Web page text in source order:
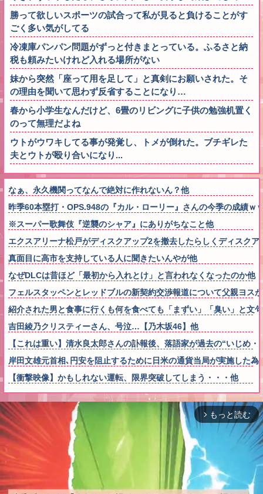
勝って欲しいスポーツの試合って私が見ると負けることがす
ごく多い気がしてる
冷凍庫パンパン問題がずっと付きまとっている。ふるさと納
税も頼みたいけれど入れる場所がない
妹から突然「座って用を足して」と真剣にお願いされた。そ
の理由を聞いて思わず反省することになり…
春から小学生なんだけど、6畳のリビングに子供の勉強机置く
のって無理だよね
ウトがウワキしてる事が発覚し、トメが倒れた。ブチギレた
夫とウトが殴り合いになり...
なぁ、永久機関ってなんで絶対に作れないん？他
昨季60本塁打・OPS.948の『カル・ローリー』さんの今季の成績ｗ
※スーパー歌舞伎『逆襲のシャア』にありがちなこと他
エクスアリーナ松戸がディスクアップ2を撤去したらしくディスク
真面目に高市を支持している人に聞きたいんやが他
なぜDLCは昔ほど「最初から入れとけ」と言われなくなったのか他
フェルスタッペンとレッドブルの新契約交渉報道について父親ヨス
紹介された男と食事に行くも何を食べても「まずい」「臭い」と
吉田綾乃クリスティーさん、号泣…【乃木坂46】他
【これは重い】清水良太郎さんの訃報後、落語家が過去の“いじめ・
岸田文雄元首相､円安を阻止するために日米の通貨当局が実施した
【衝撃映像】かもしれない運転、限界突破してしまう・・・他
arrow_forward_ios もっと読む